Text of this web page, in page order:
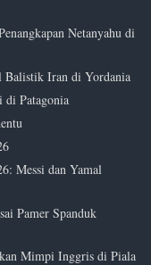
Netanyahu di
Balistik Iran di Yordania
di Patagonia
Messi dan Yamal
Pamer Spanduk
Mimpi Inggris di Piala